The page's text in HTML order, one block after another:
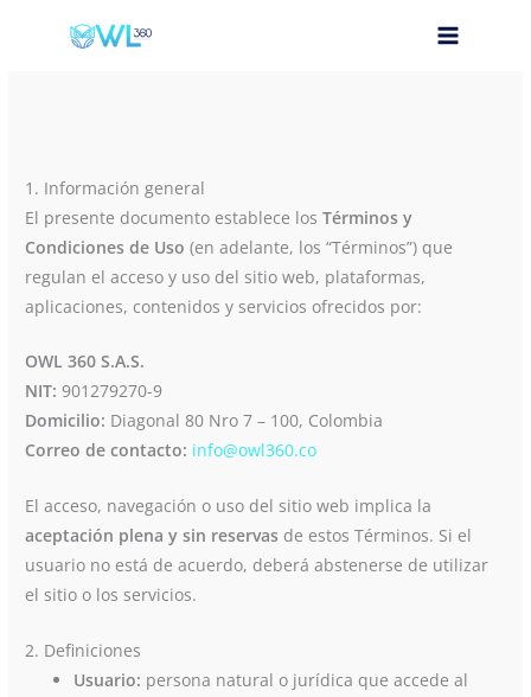
1. Información general
El presente documento establece losTérminos y
Condiciones de Uso (en adelante, los “Términos”) que
regulan el acceso y uso del sitio web, plataformas,
aplicaciones, contenidos y servicios ofrecidos por:
OWL 360 S.A.S.
NIT: 901279270-9
Domicilio: Diagonal 80 Nro 7 – 100, Colombia
Correo de contacto: info@owl360.co
El acceso, navegación o uso del sitio web implica la
aceptación plena y sin reservas de estos Términos. Si el
usuario no está de acuerdo, deberá abstenerse de utilizar
el sitio o los servicios.
2. Definiciones
Usuario: persona natural o jurídica que accede al